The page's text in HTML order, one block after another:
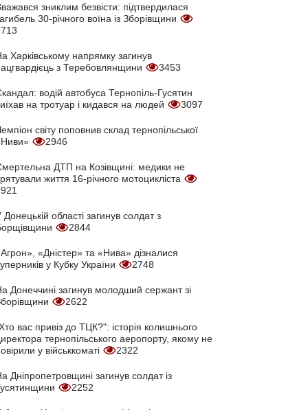
зниклим безвісти: підтвердилася
30-річного воїна із Зборівщини
Харківському напрямку загинув
з Теребовлянщини
3453
водій автобуса Тернопіль-Гусятин
на тротуар і кидався на людей
3097
світу поповнив склад тернопільської
2946
ДТП на Козівщині: медики не
життя 16-річного мотоцикліста
Донецькій області загинув солдат з
2844
«Дністер» та «Нива» дізналися
у Кубку України
2748
Донеччині загинув молодший сержант зі
2622
вас привіз до ТЦК?": історія колишнього
тернопільського аеропорту, якому не
у військкоматі
2322
Дніпропетровщині загинув солдат із
2252